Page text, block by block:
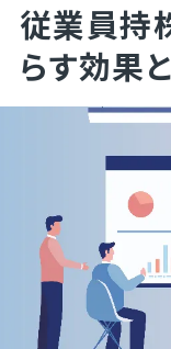
従業員持
らす効果